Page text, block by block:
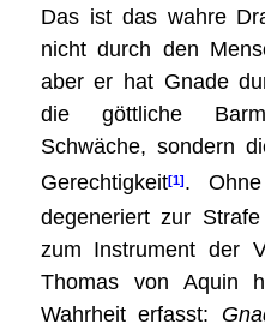
Das ist das wahre
nicht durch den
aber er hat Gnade
die göttliche
Schwäche, sondern
Gerechtigkeit[1]. Ohne
degeneriert zur
zum Instrument der
Thomas von Aquin
Wahrheit erfasst: